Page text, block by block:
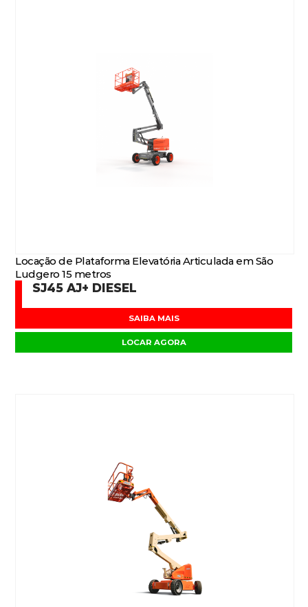
Locação de Plataforma Elevatória Articulada em São
Ludgero 15 metros
SJ45 AJ+ DIESEL
SAIBA MAIS
LOCAR AGORA